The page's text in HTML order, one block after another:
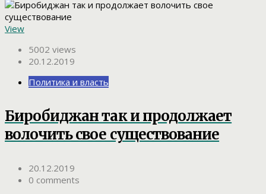
View
5002 views
20.12.2019
Политика и власть
Биробиджан так и продолжает
волочить свое существование
20.12.2019
0 comments